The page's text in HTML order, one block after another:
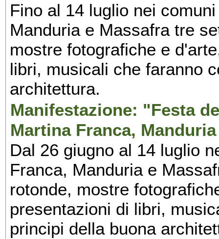
Fino al 14 luglio nei
Manduria e Massafra tre
mostre fotografiche e
libri, musicali che faranno
architettura.
Manifestazione: "Festa
Martina Franca,
Dal 26 giugno al 14 luglio
Franca, Manduria e
rotonde, mostre
presentazioni di libri,
principi della buona